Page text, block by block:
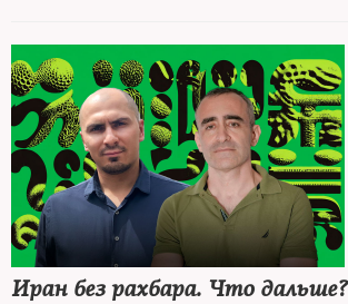
Иран без рахбара. Что дальше?